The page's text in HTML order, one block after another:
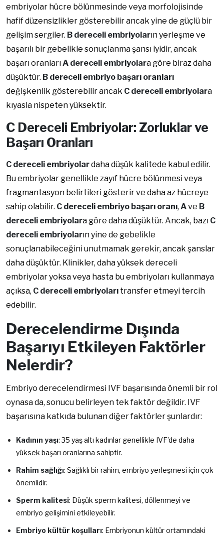
embriyolar hücre bölünmesinde veya morfolojisinde
hafif düzensizlikler gösterebilir ancak yine de güçlü bir
gelişim sergiler. B dereceli embriyoların yerleşme ve
başarılı bir gebelikle sonuçlanma şansı iyidir, ancak
başarı oranları A dereceli embriyolara göre biraz daha
düşüktür. B dereceli embriyo başarı oranları
değişkenlik gösterebilir ancak C dereceli embriyolara
kıyasla nispeten yüksektir.
C Dereceli Embriyolar: Zorluklar ve
Başarı Oranları
C dereceli embriyolardaha düşük kalitede kabul edilir.
Bu embriyolar genellikle zayıf hücre bölünmesi veya
fragmantasyon belirtileri gösterir ve daha az hücreye
sahip olabilir. C dereceli embriyo başarı oranı, Ave B
dereceli embriyolara göre daha düşüktür. Ancak, bazı C
dereceli embriyoların yine de gebelikle
sonuçlanabileceğini unutmamak gerekir, ancak şanslar
daha düşüktür. Klinikler, daha yüksek dereceli
embriyolar yoksa veya hasta bu embriyoları kullanmaya
açıksa, C dereceli embriyoları transfer etmeyi tercih
edebilir.
Derecelendirme Dışında
Başarıyı Etkileyen Faktörler
Nelerdir?
Embriyo derecelendirmesi IVF başarısında önemli bir rol
oynasa da, sonucu belirleyen tek faktör değildir. IVF
başarısına katkıda bulunan diğer faktörler şunlardır:
Kadının yaşı: 35 yaş altı kadınlar genellikle IVF’de daha
yüksek başarı oranlarına sahiptir.
Rahim sağlığı: Sağlıklı bir rahim, embriyo yerleşmesi için çok
önemlidir.
Sperm kalitesi: Düşük sperm kalitesi, döllenmeyi ve
embriyo gelişimini etkileyebilir.
Embriyo kültür koşulları: Embriyonun kültür ortamındaki